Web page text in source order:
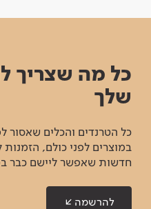
כל מה שצריך
שלך
כל הטרנדים והכלים
במוצרים לפני כולם, הזמנות
חדשות שאפשר ליישם כבר
להרשמה